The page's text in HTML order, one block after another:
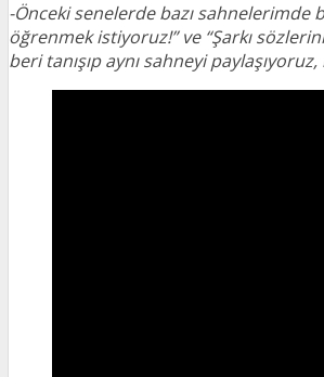
-Önceki senelerde bazı sahnelerimde
öğrenmek istiyoruz!” ve “Şarkı
beri tanışıp aynı sahneyi